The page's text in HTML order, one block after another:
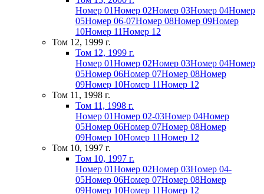
Номер 01Номер 02Номер 03Номер 04Номер
05Номер 06-07Номер 08Номер 09Номер
10Номер 11Номер 12
Том 12, 1999 г.
Том 12, 1999 г.
Номер 01Номер 02Номер 03Номер 04Номер
05Номер 06Номер 07Номер 08Номер
09Номер 10Номер 11Номер 12
Том 11, 1998 г.
Том 11, 1998 г.
Номер 01Номер 02-03Номер 04Номер
05Номер 06Номер 07Номер 08Номер
09Номер 10Номер 11Номер 12
Том 10, 1997 г.
Том 10, 1997 г.
Номер 01Номер 02Номер 03Номер 04-
05Номер 06Номер 07Номер 08Номер
09Номер 10Номер 11Номер 12